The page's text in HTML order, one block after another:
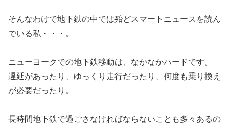
そんなわけで地下鉄の中では殆どスマートニュースを読ん
でいる私・・・。
ニューヨークでの地下鉄移動は、なかなかハードです。
遅延があったり、ゆっくり走行だったり、何度も乗り換え
が必要だったり。
長時間地下鉄で過ごさなければならないことも多々あるの